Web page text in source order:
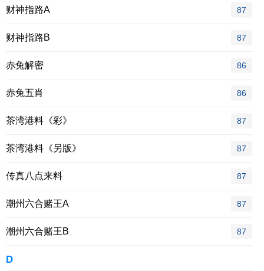
财神指路A 87
财神指路B 87
赤兔解密 86
赤兔五肖 86
茶湾港料《彩》 87
茶湾港料《另版》 87
传真八点来料 87
潮州六合赌王A 87
潮州六合赌王B 87
D